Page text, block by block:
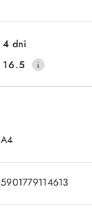
4 dni
16.5
A4
5901779114613